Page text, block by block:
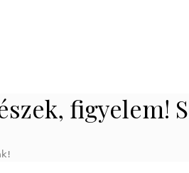
figyelem!